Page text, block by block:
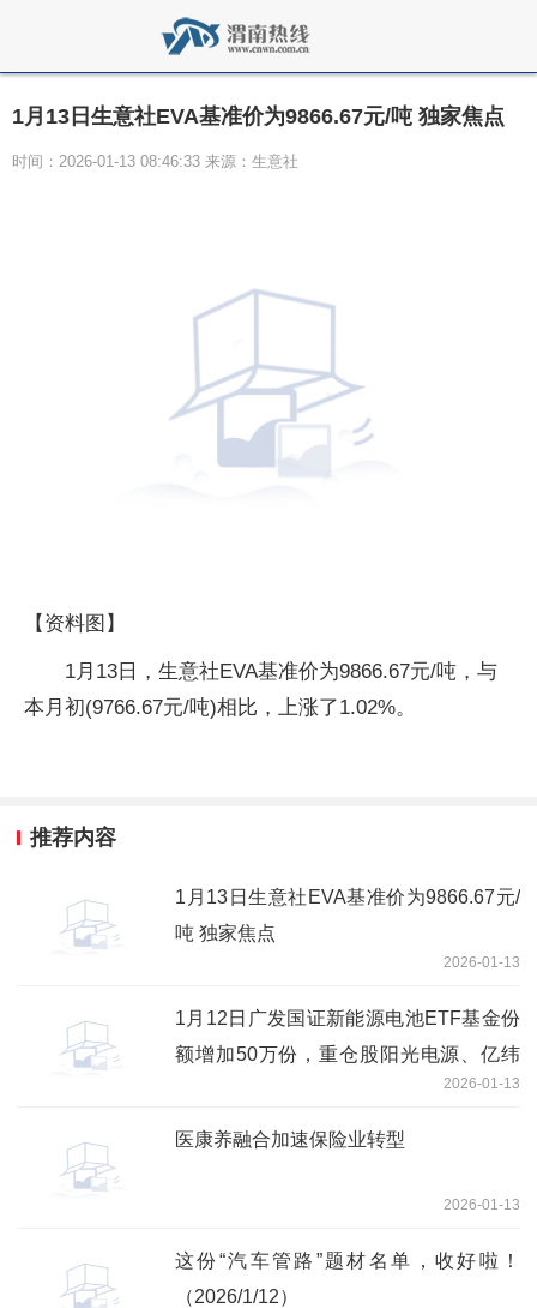
1月13日生意社EVA基准价为9866.67元/吨 独家焦点
时间：2026-01-13 08:46:33 来源：生意社
【资料图】
1月13日，生意社EVA基准价为9866.67元/吨，与
本月初(9766.67元/吨)相比，上涨了1.02%。
推荐内容
1月13日生意社EVA基准价为9866.67元/
吨 独家焦点
2026-01-13
1月12日广发国证新能源电池ETF基金份
额增加50万份，重仓股阳光电源、亿纬
2026-01-13
医康养融合加速保险业转型
2026-01-13
这份“汽车管路”题材名单，收好啦！
（2026/1/12）